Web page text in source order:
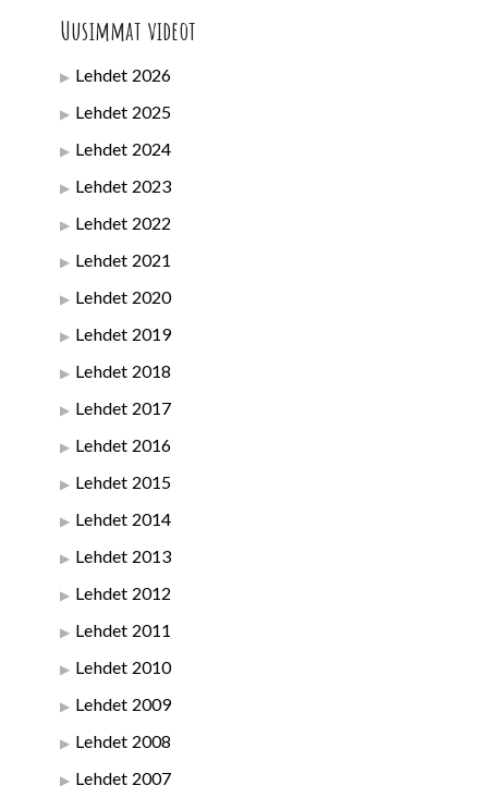
Uusimmat videot
Lehdet 2026
Lehdet 2025
Lehdet 2024
Lehdet 2023
Lehdet 2022
Lehdet 2021
Lehdet 2020
Lehdet 2019
Lehdet 2018
Lehdet 2017
Lehdet 2016
Lehdet 2015
Lehdet 2014
Lehdet 2013
Lehdet 2012
Lehdet 2011
Lehdet 2010
Lehdet 2009
Lehdet 2008
Lehdet 2007